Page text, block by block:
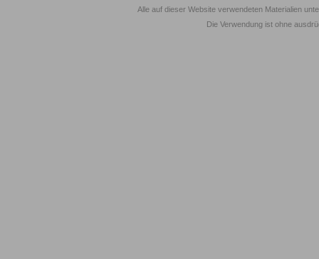
Alle auf dieser Website verwendeten Materialien
Die Verwendung ist ohne